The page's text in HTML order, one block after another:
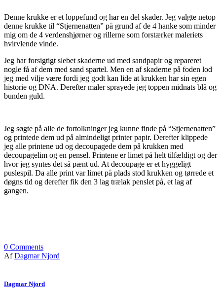
Van
Gogh
´s
“Stjernenatten”
på
krukke.
Van
Gogh
Denne krukke er et loppefund og har en del skader. Jeg valgte netop
denne krukke til “Stjernenatten” på grund af de 4 hanke som minder
mig om de 4 verdenshjørner og rillerne som forstærker maleriets
hvirvlende vinde.
Jeg har forsigtigt slebet skaderne ud med sandpapir og repareret
nogle få af dem med sand spartel. Men en af skaderne på foden lod
jeg med vilje være fordi jeg godt kan lide at krukken har sin egen
historie og DNA. Derefter maler sprayede jeg toppen midnats blå og
bunden guld.
Jeg søgte på alle de fortolkninger jeg kunne finde på “Stjernenatten”
og printede dem ud på almindeligt printer papir. Derefter klippede
jeg alle printene ud og decoupagede dem på krukken med
decoupagelim og en pensel. Printene er limet på helt tilfældigt og der
hvor jeg syntes det så pænt ud. At decoupage er et hyggeligt
puslespil. Da alle print var limet på plads stod krukken og tørrede et
døgns tid og derefter fik den 3 lag trælak penslet på, et lag af
gangen.
0 Comments
Af Dagmar Njord
Dagmar Njord